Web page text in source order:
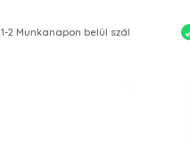
1-2 Munkanapon belül szállítjuk